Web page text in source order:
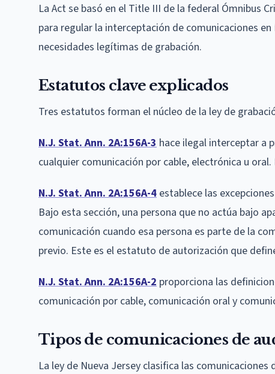
La Act se basó en el Title III de la federal Ómnibus
para regular la interceptación de comunicaciones
necesidades legítimas de grabación.
Estatutos clave explicados
Tres estatutos forman el núcleo de la ley de
N.J. Stat. Ann. 2A:156A-3 hace ilegal interceptar a
cualquier comunicación por cable, electrónica u
N.J. Stat. Ann. 2A:156A-4 establece las
Bajo esta sección, una persona que no actúa bajo
comunicación cuando esa persona es parte de la
previo. Este es el estatuto de autorización que
N.J. Stat. Ann. 2A:156A-2 proporciona las
comunicación por cable, comunicación oral y
Tipos de comunicaciones de
La ley de Nueva Jersey clasifica las